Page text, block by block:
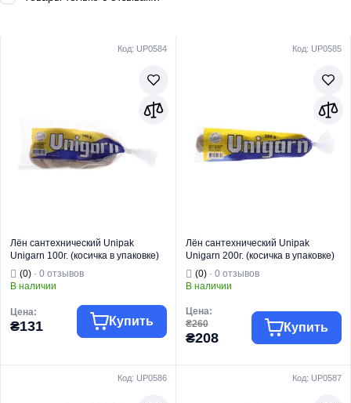
Код: UP0584
Лён сантехнический Unipak
Unigarn 100г. (косичка в упаковке)
(UP0584)
(0) · 0 отзывов
В наличии
Цена:
₴131 Купить
Код: UP0585
Лён сантехнический Unipak
Unigarn 200г. (косичка в упаковке)
(UP0585)
(0)· 0 отзывов
В наличии
Цена:
₴260
₴208
Купить
Код: UP0586 Код: UP0587